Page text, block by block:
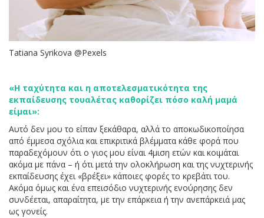
Tatiana Syrikova @Pexels
«Η ταχύτητα και η αποτελεσματικότητα της
εκπαίδευσης τουαλέτας καθορίζει πόσο καλή μαμά
είμαι»:
Αυτό δεν μου το είπαν ξεκάθαρα, αλλά το αποκωδικοποίησα
από έμμεσα σχόλια και επικριτικά βλέμματα κάθε φορά που
παραδεχόμουν ότι ο γιος μου είναι 4μιση ετών και κοιμάται
ακόμα με πάνα – ή ότι μετά την ολοκλήρωση και της νυχτερινής
εκπαίδευσης έχει «βρέξει» κάποιες φορές το κρεβάτι του.
Ακόμα όμως και ένα επεισόδιο νυχτερινής ενούρησης δεν
συνδέεται, απαραίτητα, με την επάρκεια ή την ανεπάρκειά μας
ως γονείς.